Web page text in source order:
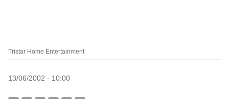
Tristar Home Entertainment
13/06/2002 - 10:00